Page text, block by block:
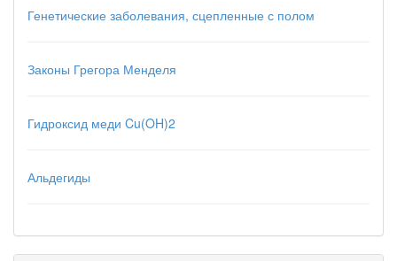
Генетические заболевания, сцепленные с полом
Законы Грегора Менделя
Гидроксид меди Cu(OH)2
Альдегиды